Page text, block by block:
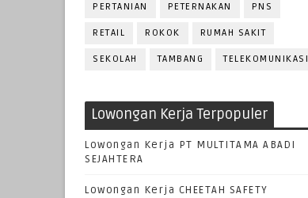
PERTANIAN PETERNAKAN PNS
RETAIL ROKOK RUMAH SAKIT
SEKOLAH TAMBANG TELEKOMUNIKASI
Lowongan Kerja Terpopuler
Lowongan Kerja PT MULTITAMA ABADI
SEJAHTERA
Lowongan Kerja CHEETAH SAFETY